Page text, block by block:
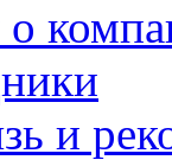
и